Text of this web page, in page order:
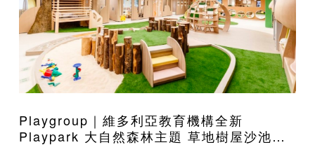
Playgroup｜維多利亞教育機構全新
Playpark 大自然森林主題 草地樹屋沙池應